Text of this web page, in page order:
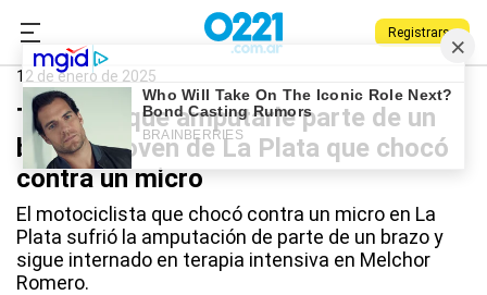
Registrarse
0221.com.ar
La Plata
12 de enero de 2025
Tuvieron que amputarle parte de un
brazo al joven de La Plata que chocó
contra un micro
El motociclista que chocó contra un micro en La
Plata sufrió la amputación de parte de un brazo y
sigue internado en terapia intensiva en Melchor
Romero.